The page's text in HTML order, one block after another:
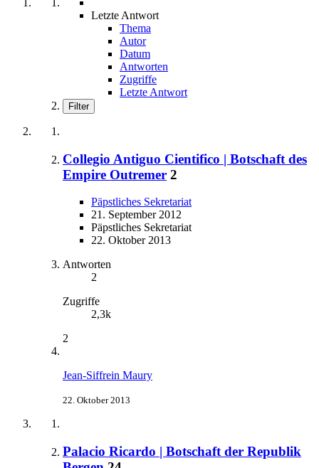
Letzte Antwort
Thema
Autor
Datum
Antworten
Zugriffe
Letzte Antwort
Filter
Collegio Antiguo Cientifico | Botschaft des
Empire Outremer 2
Päpstliches Sekretariat
21. September 2012
Päpstliches Sekretariat
22. Oktober 2013
Antworten
2
Zugriffe
2,3k
2
Jean-Siffrein Maury
22. Oktober 2013
Palacio Ricardo | Botschaft der Republik